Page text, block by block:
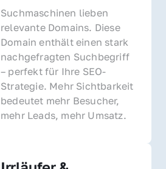
Suchmaschinen lieben
relevante Domains. Diese
Domain enthält einen stark
nachgefragten Suchbegriff
– perfekt für Ihre SEO-
Strategie. Mehr Sichtbarkeit
bedeutet mehr Besucher,
mehr Leads, mehr Umsatz.